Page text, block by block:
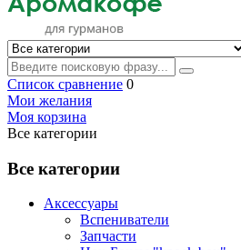
Список сравнение 0
Мои желания
Моя корзина
Все категории
Все категории
Аксессуары
Вспениватели
Запчасти